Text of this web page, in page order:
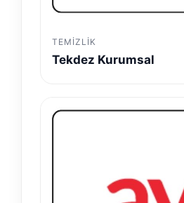
TEMIZLIK
Tekdez Kurumsal